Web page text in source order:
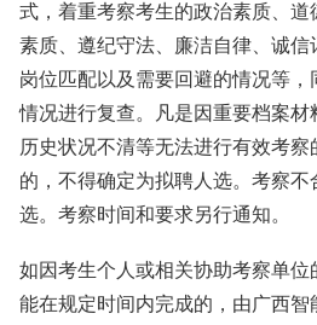
式，着重考察考生的政治素质、
素质、遵纪守法、廉洁自律、诚信
岗位匹配以及需要回避的情况等
情况进行复查。凡是因重要档案材
历史状况不清等无法进行有效考
的，不得确定为拟聘人选。考察不
选。考察时间和要求另行通知。
如因考生个人或相关协助考察单
能在规定时间内完成的，由广西